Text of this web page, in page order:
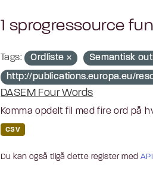
1 sprogressource
Tags: Ordliste Semantisk
http://publications.europa.eu/
DASEM Four Words
Komma opdelt fil med fire ord på
CSV
Du kan også tilgå dette register med API